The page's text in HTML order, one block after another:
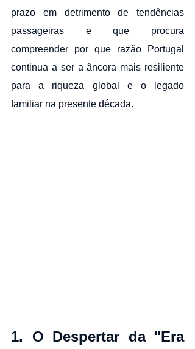
prazo em detrimento de tendências
passageiras e que procura
compreender por que razão Portugal
continua a ser a âncora mais resiliente
para a riqueza global e o legado
familiar na presente década.
1. O Despertar da "Era